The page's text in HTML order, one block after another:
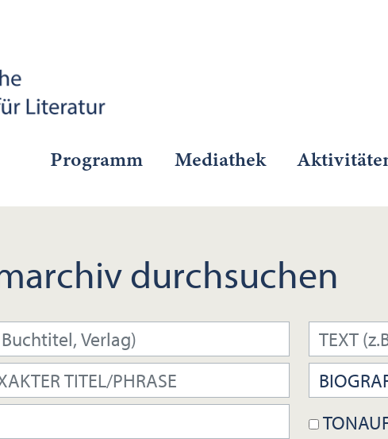
Programm Mediathek
durchsuchen